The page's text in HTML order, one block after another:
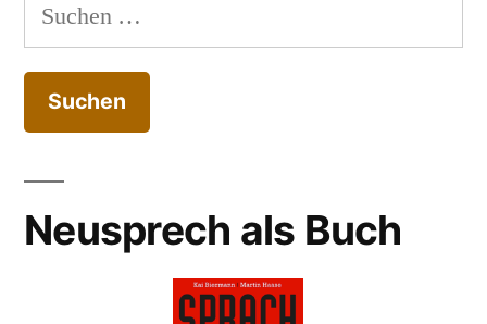
nach:
Neusprech als Buch